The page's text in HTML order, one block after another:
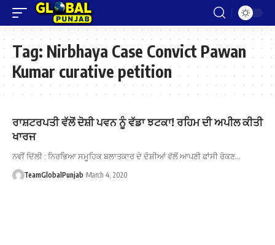
Tag: Nirbhaya Case Convict Pawan
Kumar curative petition
ਰਾਸ਼ਟਰਪਤੀ ਵੱਲੋਂ ਦੋਸ਼ੀ ਪਵਨ ਨੂੰ ਵੱਡਾ ਝਟਕਾ! ਰਹਿਮ ਦੀ ਅਪੀਲ ਕੀਤੀ
ਖਾਰਜ
ਨਵੀਂ ਦਿੱਲੀ : ਨਿਰਭਿਆ ਸਮੂਹਿਕ ਬਲਾਤਕਾਰ ਦੇ ਦੋਸ਼ੀਆਂ ਵੱਲੋਂ ਆਪਣੀ ਫਾਂਸੀ ਰੋਕਣ…
TeamGlobalPunjab March 4, 2020